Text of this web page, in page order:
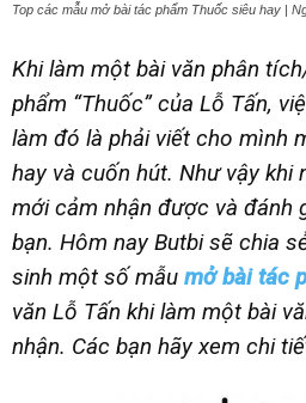
Top các mẫu mở bài tác phẩm Thuốc siêu hay |
Khi làm một bài văn phân
phẩm “Thuốc” của Lỗ Tấn,
làm đó là phải viết cho mình
hay và cuốn hút. Như vậy khi
mới cảm nhận được và đánh
bạn. Hôm nay Butbi sẽ chia
sinh một số mẫu mở bài tác
văn Lỗ Tấn khi làm một bài
nhận. Các bạn hãy xem chi